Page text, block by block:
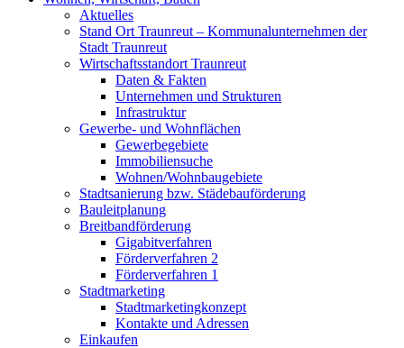
Aktuelles
Stand Ort Traunreut – Kommunalunternehmen der
Stadt Traunreut
Wirtschaftsstandort Traunreut
Daten & Fakten
Unternehmen und Strukturen
Infrastruktur
Gewerbe- und Wohnflächen
Gewerbegebiete
Immobiliensuche
Wohnen/Wohnbaugebiete
Stadtsanierung bzw. Städebauförderung
Bauleitplanung
Breitbandförderung
Gigabitverfahren
Förderverfahren 2
Förderverfahren 1
Stadtmarketing
Stadtmarketingkonzept
Kontakte und Adressen
Einkaufen